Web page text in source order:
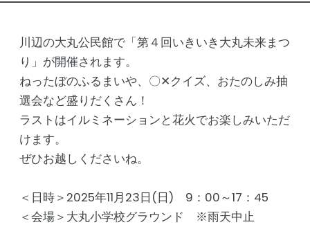
川辺の大丸公民館で「第４回いきいき大丸未来まつ
り」が開催されます。
ねったぼのふるまいや、〇✕クイズ、おたのしみ抽
選会など盛りだくさん！
ラストはイルミネーションと花火でお楽しみいただ
けます。
ぜひお越しくださいね。
＜日時＞2025年11月23日(日) 9：00～17：45
＜会場＞大丸小学校グラウンド ※雨天中止